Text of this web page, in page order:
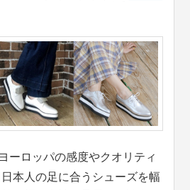
ーロッパの感度やクオリティ
本人の足に合うシューズを幅